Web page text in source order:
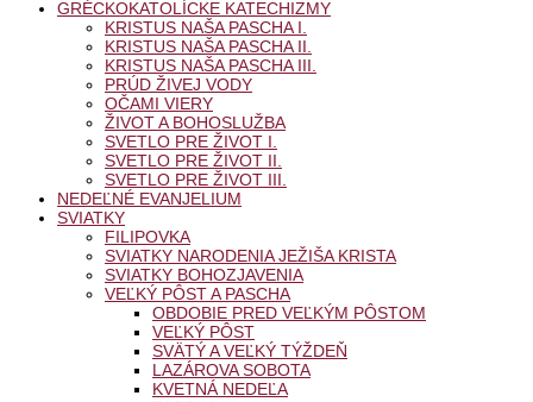
GRÉCKOKATOLÍCKE KATECHIZMY
KRISTUS NAŠA PASCHA I.
KRISTUS NAŠA PASCHA II.
KRISTUS NAŠA PASCHA III.
PRÚD ŽIVEJ VODY
OČAMI VIERY
ŽIVOT A BOHOSLUŽBA
SVETLO PRE ŽIVOT I.
SVETLO PRE ŽIVOT II.
SVETLO PRE ŽIVOT III.
NEDEĽNÉ EVANJELIUM
SVIATKY
FILIPOVKA
SVIATKY NARODENIA JEŽIŠA KRISTA
SVIATKY BOHOZJAVENIA
VEĽKÝ PÔST A PASCHA
OBDOBIE PRED VEĽKÝM PÔSTOM
VEĽKÝ PÔST
SVÄTÝ A VEĽKÝ TÝŽDEŇ
LAZÁROVA SOBOTA
KVETNÁ NEDEĽA